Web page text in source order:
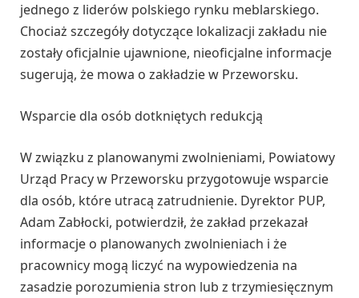
jednego z liderów polskiego rynku meblarskiego.
Chociaż szczegóły dotyczące lokalizacji zakładu nie
zostały oficjalnie ujawnione, nieoficjalne informacje
sugerują, że mowa o zakładzie w Przeworsku.
Wsparcie dla osób dotkniętych redukcją
W związku z planowanymi zwolnieniami, Powiatowy
Urząd Pracy w Przeworsku przygotowuje wsparcie
dla osób, które utracą zatrudnienie. Dyrektor PUP,
Adam Zabłocki, potwierdził, że zakład przekazał
informacje o planowanych zwolnieniach i że
pracownicy mogą liczyć na wypowiedzenia na
zasadzie porozumienia stron lub z trzymiesięcznym